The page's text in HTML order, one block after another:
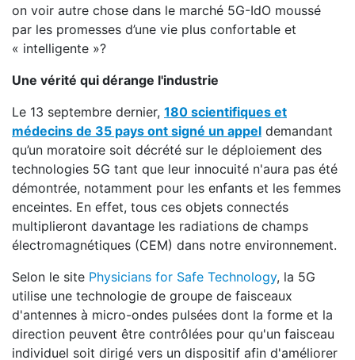
on voir autre chose dans le marché 5G-IdO moussé
par les promesses d’une vie plus confortable et
« intelligente »?
Une vérité qui dérange l'industrie
Le 13 septembre dernier, 180 scientifiques et
médecins de 35 pays ont signé un appel demandant
qu’un moratoire soit décrété sur le déploiement des
technologies 5G tant que leur innocuité n'aura pas été
démontrée, notamment pour les enfants et les femmes
enceintes. En effet, tous ces objets connectés
multiplieront davantage les radiations de champs
électromagnétiques (CEM) dans notre environnement.
Selon le site Physicians for Safe Technology, la 5G
utilise une technologie de groupe de faisceaux
d'antennes à micro-ondes pulsées dont la forme et la
direction peuvent être contrôlées pour qu'un faisceau
individuel soit dirigé vers un dispositif afin d'améliorer